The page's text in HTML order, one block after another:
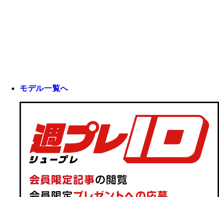
モデル一覧へ